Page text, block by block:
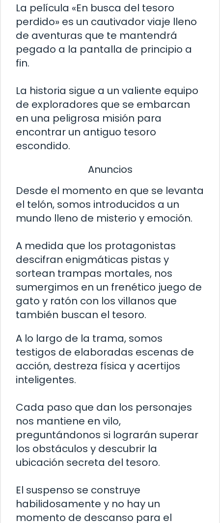
La película «En busca del tesoro
perdido» es un cautivador viaje lleno
de aventuras que te mantendrá
pegado a la pantalla de principio a
fin.
La historia sigue a un valiente equipo
de exploradores que se embarcan
en una peligrosa misión para
encontrar un antiguo tesoro
escondido.
Anuncios
Desde el momento en que se levanta
el telón, somos introducidos a un
mundo lleno de misterio y emoción.
A medida que los protagonistas
descifran enigmáticas pistas y
sortean trampas mortales, nos
sumergimos en un frenético juego de
gato y ratón con los villanos que
también buscan el tesoro.
A lo largo de la trama, somos
testigos de elaboradas escenas de
acción, destreza física y acertijos
inteligentes.
Cada paso que dan los personajes
nos mantiene en vilo,
preguntándonos si lograrán superar
los obstáculos y descubrir la
ubicación secreta del tesoro.
El suspenso se construye
habilidosamente y no hay un
momento de descanso para el